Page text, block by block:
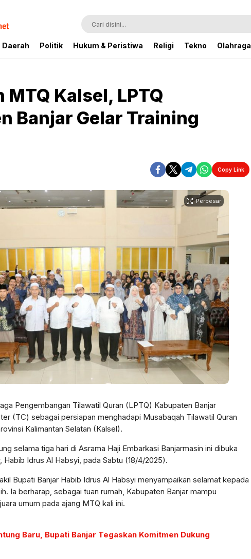
Daerah Politik Hukum & Peristiwa Religi Tekno Olahraga
MTQ Kalsel, LPTQ
Banjar Gelar Training
Copy Link
Perbesar
Pengembangan Tilawatil Quran (LPTQ) Kabupaten Banjar
(TC) sebagai persiapan menghadapi Musabaqah Tilawatil Quran
Kalimantan Selatan (Kalsel).
selama tiga hari di Asrama Haji Embarkasi Banjarmasin ini dibuka
Habib Idrus Al Habsyi, pada Sabtu (18/4/2025).
Bupati Banjar Habib Idrus Al Habsyi menyampaikan selamat kepada
Ia berharap, sebagai tuan rumah, Kabupaten Banjar mampu
umum pada ajang MTQ kali ini.
Baru, Bupati Banjar Tegaskan Komitmen Dukung